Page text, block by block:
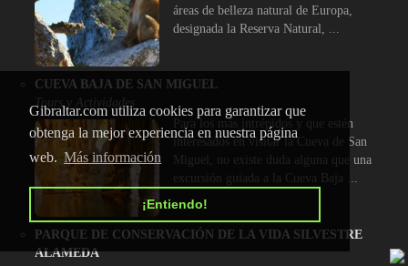
Gibraltar.com utiliza cookies para garantizar que
obtenga la mejor experiencia en nuestra página
web. Más información
¡Entiendo!
áreas de belleza natural de Europa,
designada la Reserva Natural, ...
CUEVA BAJA DE SAN MIGUEL
Tours y Actividades
Para los más intrépidos y que estén
interesados en visitar la Cueva de San
Miguel, no existe duda alguna que una
excursión guiada a la Cueva Baja ...
PARQUE DE CONSERVACIÓN DE LA VIDA SILVESTRE
ALAMEDA